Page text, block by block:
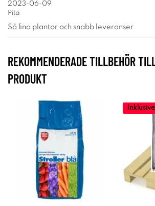
2023-06-09
Pita
Så fina plantor och snabb leveranser
REKOMMENDERADE TILLBEHÖR
PRODUKT